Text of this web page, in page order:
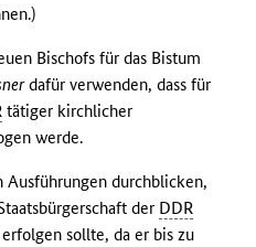
Bischofs für das Bistum
dafür verwenden, dass für
tätiger kirchlicher
werde.
durchblicken,
der DDR
sollte, da er bis zu